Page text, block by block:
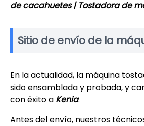
de cacahuetes | Tostadora de
Sitio de envío de la
En la actualidad, la máquina
sido ensamblada y probada, y
con éxito a Kenia.
Antes del envío, nuestros